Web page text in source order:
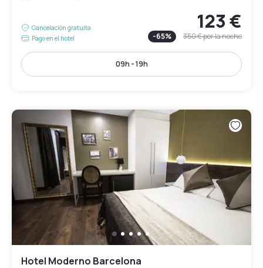
Cancelación gratuita
Pago en el hotel
123 €
-65% 350 €por la noche
09h - 19h
Hotel Moderno Barcelona